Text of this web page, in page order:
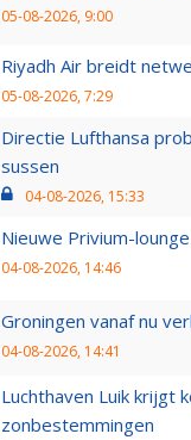
05-08-2026, 9:00
Riyadh Air breidt
05-08-2026, 7:29
Directie Lufthansa
sussen
04-08-2026, 15:33
Nieuwe Privium-
04-08-2026, 14:46
Groningen vanaf nu
04-08-2026, 14:41
Luchthaven Luik krijgt
zonbestemmingen